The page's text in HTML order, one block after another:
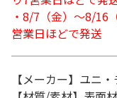
・8/7（金）～8/16
営業日ほどで発送
【メーカー】ユニ